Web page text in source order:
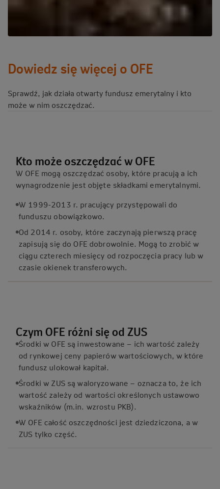
Dowiedz się więcej o OFE
Sprawdź, jak działa otwarty fundusz emerytalny i kto
może w nim oszczędzać.
Kto może oszczędzać w OFE
W OFE mogą oszczędzać osoby, które pracują a ich
wynagrodzenie jest objęte składkami emerytalnymi.
W 1999-2013 r. pracujący przystępowali do
funduszu obowiązkowo.
Od 2014 r. osoby, które zaczynają pierwszą pracę
zapisują się do OFE dobrowolnie. Mogą to zrobić w
ciągu czterech miesięcy od rozpoczęcia pracy lub w
czasie okienek transferowych.
Czym OFE różni się od ZUS
Środki w OFE są inwestowane – ich wartość zależy
od rynkowej ceny papierów wartościowych, w które
fundusz ulokował kapitał.
Środki w ZUS są waloryzowane – oznacza to, że ich
wartość zależy od wartości określonych ustawowo
wskaźników (m.in. wzrostu PKB).
W OFE całość oszczędności jest dziedziczona, a w
ZUS tylko część.